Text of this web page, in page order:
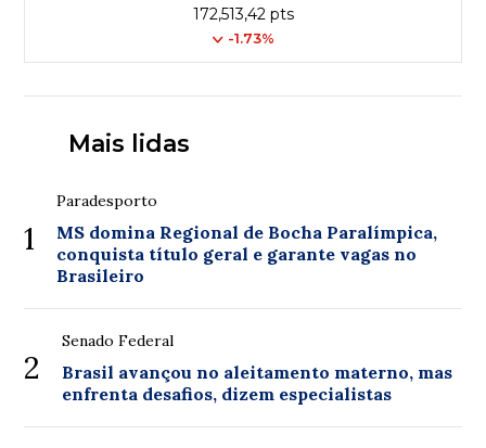
172,513,42 pts
-1.73%
Mais lidas
1
Paradesporto
MS domina Regional de Bocha Paralímpica,
conquista título geral e garante vagas no
Brasileiro
2
Senado Federal
Brasil avançou no aleitamento materno, mas
enfrenta desafios, dizem especialistas